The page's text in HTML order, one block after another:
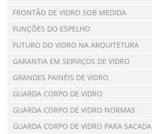
FRONTÃO DE VIDRO SOB MEDIDA
FUNÇÕES DO ESPELHO
FUTURO DO VIDRO NA ARQUITETURA
GARANTIA EM SERVIÇOS DE VIDRO
GRANDES PAINÉIS DE VIDRO
GUARDA CORPO DE VIDRO
GUARDA CORPO DE VIDRO NORMAS
GUARDA CORPO DE VIDRO PARA SACADA